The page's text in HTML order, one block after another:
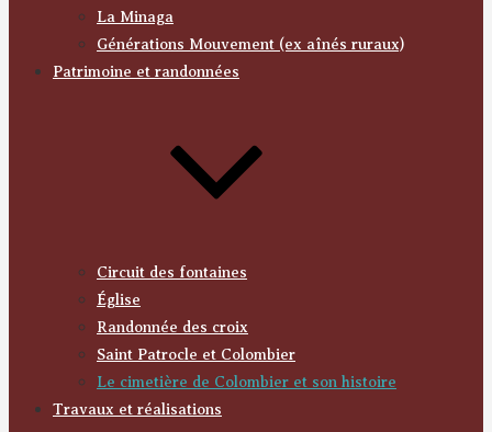
La Minaga
Générations Mouvement (ex aînés ruraux)
Patrimoine et randonnées
Circuit des fontaines
Église
Randonnée des croix
Saint Patrocle et Colombier
Le cimetière de Colombier et son histoire
Travaux et réalisations